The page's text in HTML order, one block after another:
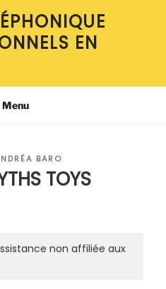
EN
Menu
BARO
TOYS
non affiliée aux